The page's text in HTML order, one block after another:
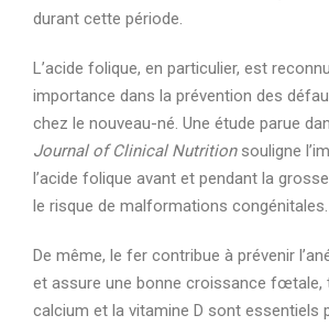
durant cette période.
L’acide folique, en particulier, est
importance dans la prévention des
chez le nouveau-né. Une étude parue
Journal of Clinical Nutritionsouligne
l’acide folique avant et pendant la
le risque de malformations congénitales.
De même, le fer contribue à prévenir
et assure une bonne croissance fœtale,
calcium et la vitamine D sont essentiels